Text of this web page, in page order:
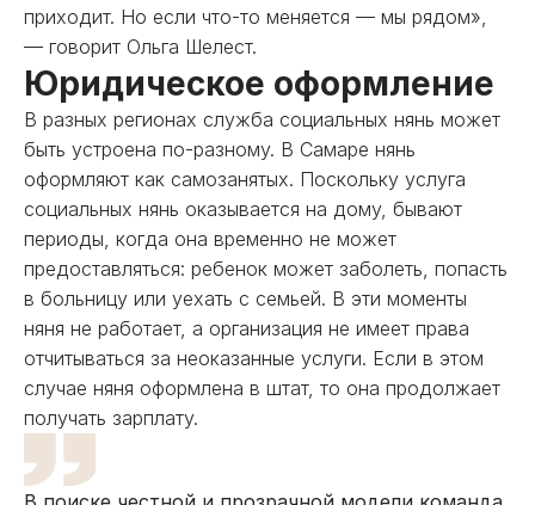
приходит. Но если что-то меняется — мы рядом»,
— говорит Ольга Шелест.
Юридическое оформление
В разных регионах служба социальных нянь может
быть устроена по-разному. В Самаре нянь
оформляют как самозанятых. Поскольку услуга
социальных нянь оказывается на дому, бывают
периоды, когда она временно не может
предоставляться: ребенок может заболеть, попасть
в больницу или уехать с семьей. В эти моменты
няня не работает, а организация не имеет права
отчитываться за неоказанные услуги. Если в этом
случае няня оформлена в штат, то она продолжает
получать зарплату.